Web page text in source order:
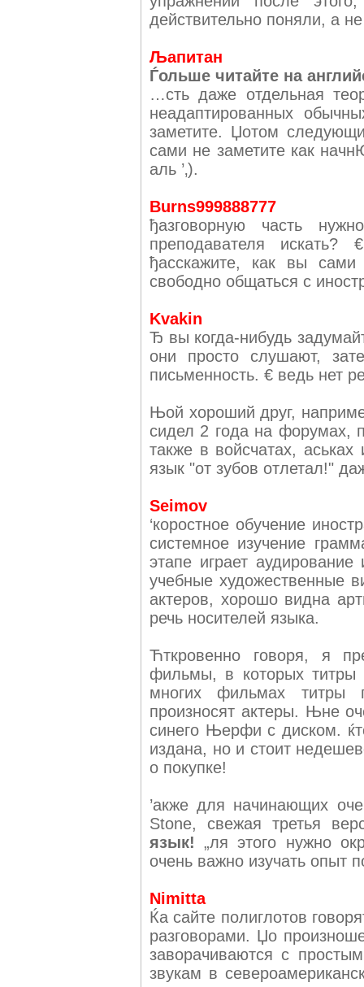
действительно поняли, а
Љапитан
Ѓольше читайте на
…сть даже отдельная
неадаптированных
заметите. Џотом
сами не заметите как
аль ’‚).
Burns999888777
ђазговорную часть
преподавателя искать?
ђасскажите, как вы
свободно общаться с
Kvakin
Ђ вы когда-нибудь
они просто слушают,
письменность. € ведь нет
Њой хороший друг,
сидел 2 года на форумах,
также в войсчатах,
язык "от зубов отлетал!"
Seimov
‘коростное обучение
системное изучение
этапе играет
учебные художественные
актеров, хорошо видна
речь носителей языка.
Ћткровенно говоря, я
фильмы, в которых титры
многих фильмах титры
произносят актеры. Њне
синего Њерфи с диском.
издана, но и стоит
о покупке!
’акже для начинающих
Stone, свежая третья
язык!„ля этого нужно
очень важно изучать опыт
Nimitta
Ќа сайте полиглотов
разговорами. Џо
заворачиваются с
звукам в